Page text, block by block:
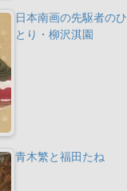
日本南画の先駆者のひ
とり・柳沢淇園
青木繁と福田たね